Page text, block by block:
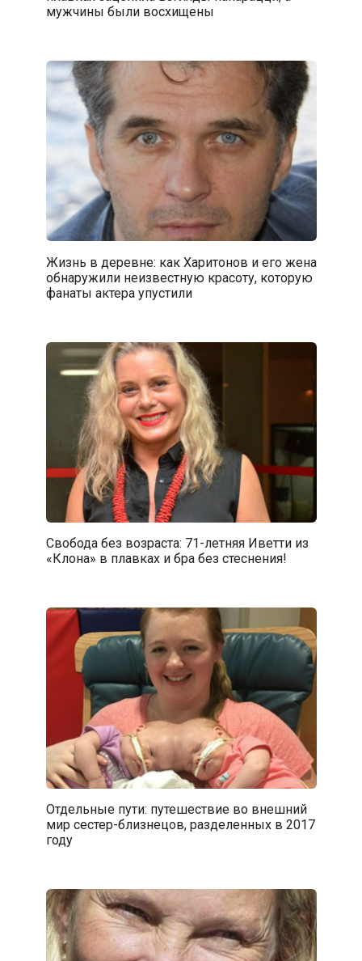
мужчины были восхищены
Жизнь в деревне: как Харитонов и его жена
обнаружили неизвестную красоту, которую
фанаты актера упустили
Свобода без возраста: 71-летняя Иветти из
«Клона» в плавках и бра без стеснения!
Отдельные пути: путешествие во внешний
мир сестер-близнецов, разделенных в 2017
году